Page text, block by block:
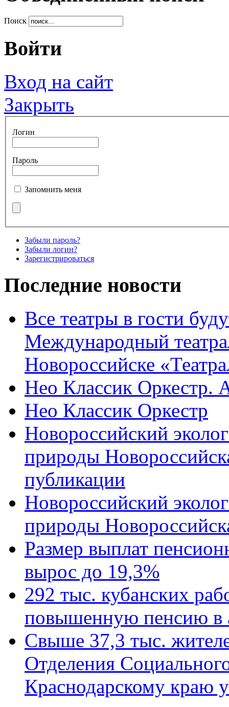
Поиск
Войти
Вход на сайт
Закрыть
Логин
Пароль
Запомнить меня
Забыли пароль?
Забыли логин?
Зарегистрироваться
Последние новости
Все театры в гости
Международный
Новороссийске
Нео Классик Оркестр.
Нео Классик Оркестр
Новороссийский
природы
публикации
Новороссийский
природы
Размер выплат
вырос до 19,3%
292 тыс. кубанских
повышенную пенсию в
Свыше 37,3 тыс.
Отделения
Краснодарскому краю